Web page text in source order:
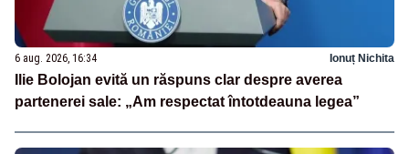
6 aug. 2026, 16:34 Ionuț Nichita
Ilie Bolojan evită un răspuns clar despre averea
partenerei sale: „Am respectat întotdeauna legea”